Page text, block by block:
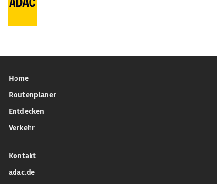
Home
Routenplaner
Entdecken
Verkehr
Kontakt
adac.de